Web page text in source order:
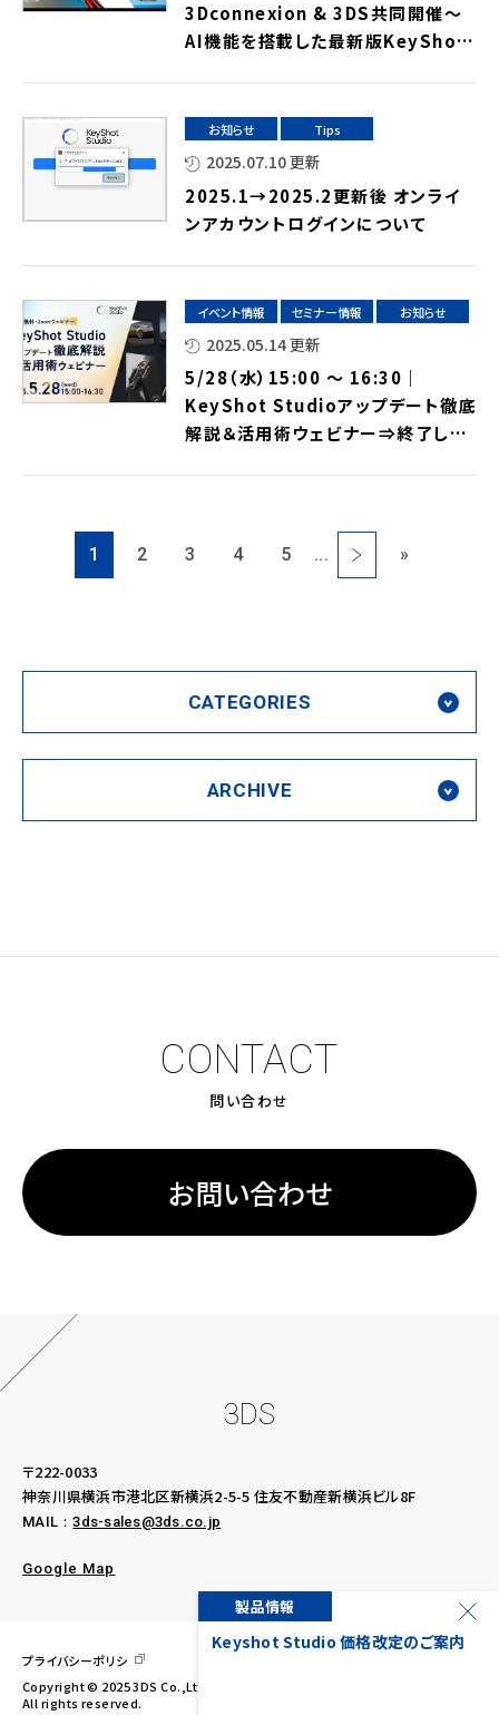
3Dconnexion & 3DS共同開催～
AI機能を搭載した最新版KeyShot
お知らせ Tips
2025.07.10 更新
2025.1→2025.2更新後 オンライ
ンアカウントログインについて
イベント情報 セミナー情報 お知らせ
2025.05.14 更新
5/28（水）15:00 ～ 16:30｜
KeyShot Studioアップデート徹底
解説＆活用術ウェビナー⇒終了しま
1 2 3 4 5 ... »
CATEGORIES
ARCHIVE
CONTACT
問い合わせ
お問い合わせ
3DS
〒222-0033
神奈川県横浜市港北区新横浜2-5-5 住友不動産新横浜ビル8F
MAIL：3ds-sales@3ds.co.jp
Google Map
プライバシーポリシ
Copyright © 2025 3DS Co.,Ltd.
All rights reserved.
を開講！
製品情報
Keyshot Studio 価格改定のご案内